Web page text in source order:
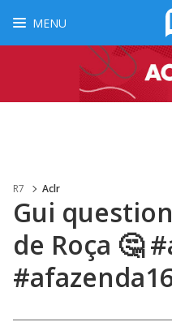
MENU
R7 Aclr
Gui
de Roça 🤔